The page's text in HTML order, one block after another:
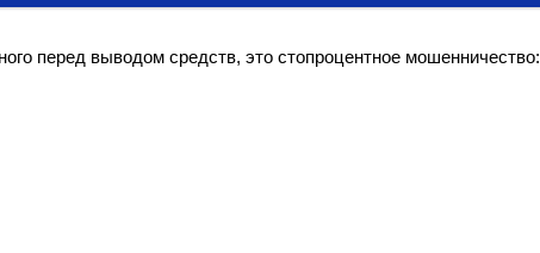
перед выводом средств, это стопроцентное мошенничество: